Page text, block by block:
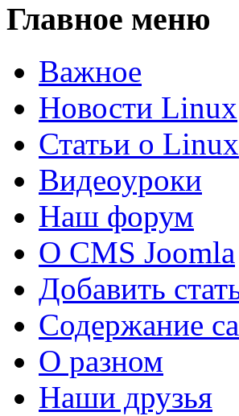
Главное меню
Важное
Новости Linux
Статьи о Linux
Видеоуроки
Наш форум
О CMS Joomla
Добавить
Содержание
О разном
Наши друзья